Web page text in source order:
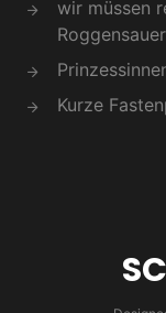
wir müssen
Kurze